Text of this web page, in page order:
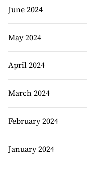
June 2024
May 2024
April 2024
March 2024
February 2024
January 2024